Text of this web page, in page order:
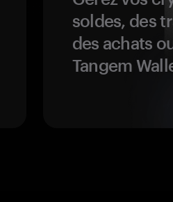
soldes, des
des achats
Tangem